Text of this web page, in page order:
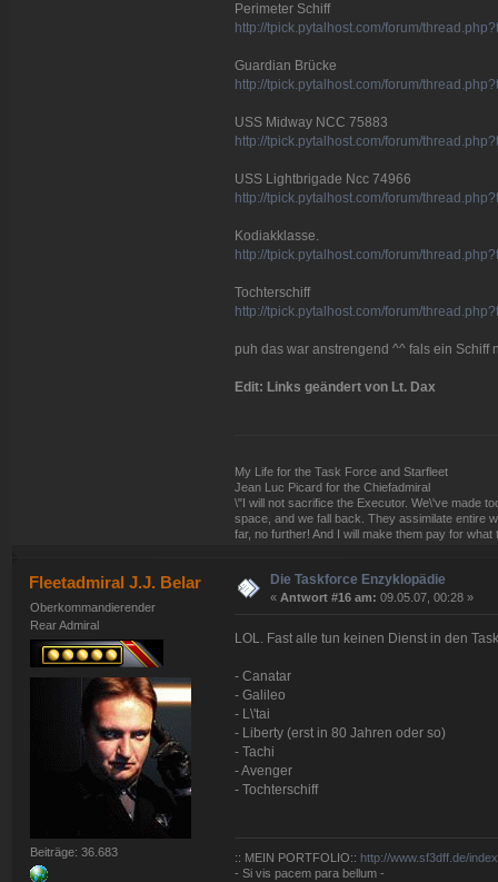
Perimeter Schiff
http://tpick.pytalhost.com/forum/
Guardian Brücke
http://tpick.pytalhost.com/forum/
USS Midway NCC 75883
http://tpick.pytalhost.com/forum/
USS Lightbrigade Ncc 74966
http://tpick.pytalhost.com/forum/
Kodiakklasse.
http://tpick.pytalhost.com/forum/
Tochterschiff
http://tpick.pytalhost.com/forum/
puh das war anstrengend ^^ fals ein Schiff
Edit: Links geändert von Lt. Dax
My Life for the Task Force and Starfleet
Jean Luc Picard for the Chiefadmiral
\"I will not sacrifice the Executor. We\'ve made
space, and we fall back. They assimilate entire
far, no further! And I will make them pay for what
Fleetadmiral J.J. Belar
Oberkommandierender
Rear Admiral
Beiträge: 36.683
Die Taskforce Enzyklopädie
« Antwort #16 am: 09.05.07, 00:28 »
LOL. Fast alle tun keinen Dienst in den
- Canatar
- Galileo
- L\'tai
- Liberty (erst in 80 Jahren oder so)
- Tachi
- Avenger
- Tochterschiff
:: MEIN PORTFOLIO:: http://www.sf3dff.de/
- Si vis pacem para bellum -